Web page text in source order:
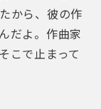
から、彼の作
だよ。作曲家
こで止まって